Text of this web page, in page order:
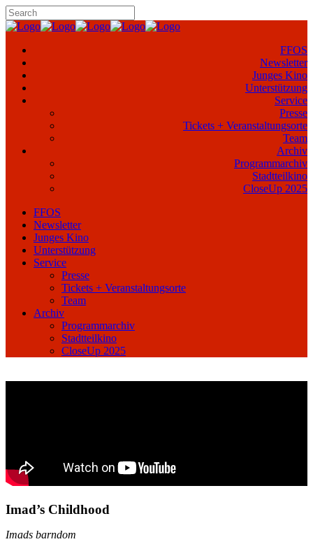
FFOS
Newsletter
Junges Kino
Unterstützung
Service
Presse
Tickets + Veranstaltungsorte
Team
Archiv
Programmarchiv
Stadtteilkino
CloseUp 2025
FFOS
Newsletter
Junges Kino
Unterstützung
Service
Presse
Tickets + Veranstaltungsorte
Team
Archiv
Programmarchiv
Stadtteilkino
CloseUp 2025
Imad’s Childhood
Imads barndom